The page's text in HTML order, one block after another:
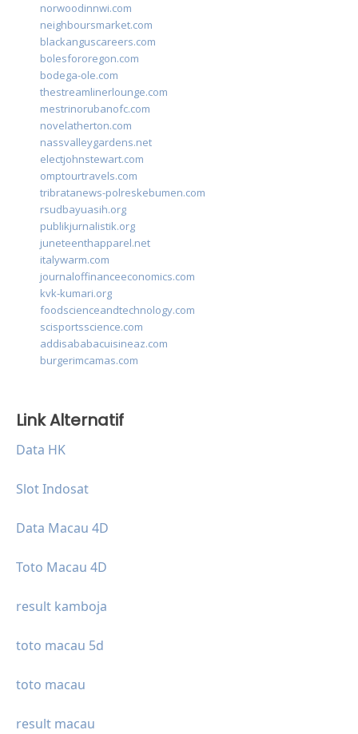
norwoodinnwi.com
neighboursmarket.com
blackanguscareers.com
bolesfororegon.com
bodega-ole.com
thestreamlinerlounge.com
mestrinorubanofc.com
novelatherton.com
nassvalleygardens.net
electjohnstewart.com
omptourtravels.com
tribratanews-polreskebumen.com
rsudbayuasih.org
publikjurnalistik.org
juneteenthapparel.net
italywarm.com
journaloffinanceeconomics.com
kvk-kumari.org
foodscienceandtechnology.com
scisportsscience.com
addisababacuisineaz.com
burgerimcamas.com
Link Alternatif
Data HK
Slot Indosat
Data Macau 4D
Toto Macau 4D
result kamboja
toto macau 5d
toto macau
result macau